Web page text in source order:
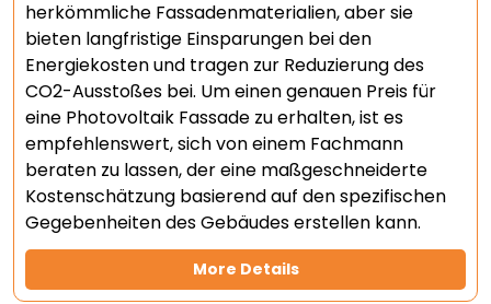
herkömmliche Fassadenmaterialien, aber sie
bieten langfristige Einsparungen bei den
Energiekosten und tragen zur Reduzierung des
CO2-Ausstoßes bei. Um einen genauen Preis für
eine Photovoltaik Fassade zu erhalten, ist es
empfehlenswert, sich von einem Fachmann
beraten zu lassen, der eine maßgeschneiderte
Kostenschätzung basierend auf den spezifischen
Gegebenheiten des Gebäudes erstellen kann.
More Details